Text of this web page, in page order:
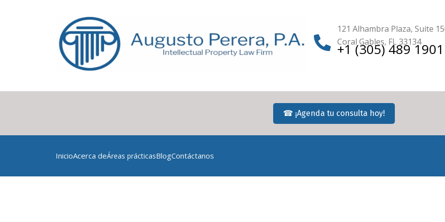
121 Alhambra Plaza, Suite
Coral Gables, FL 33134
+1 (305) 489 1901
☎ ¡Agenda tu consulta hoy!
InicioAcerca deÁreas prácticasBlogContáctanos